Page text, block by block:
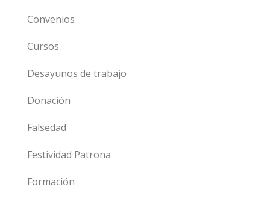
Convenios
Cursos
Desayunos de trabajo
Donación
Falsedad
Festividad Patrona
Formación